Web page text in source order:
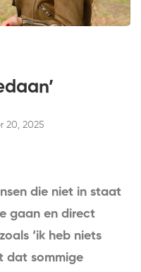
20, 2025
die niet in staat
gaan en direct
‘ik heb niets
dat sommige